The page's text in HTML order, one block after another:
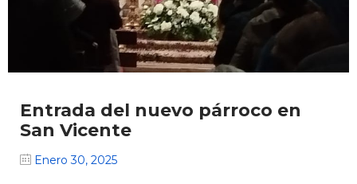
Entrada del nuevo párroco en
San Vicente
Enero 30, 2025